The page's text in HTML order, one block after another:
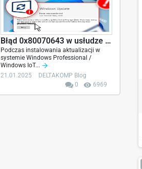
Błąd 0x80070643 w usłudze Windows Update -...
Podczas instalowania aktualizacji w
systemie Windows Professional /
Windows IoT...
21.01.2025
DELTAKOMP Blog
6969
0